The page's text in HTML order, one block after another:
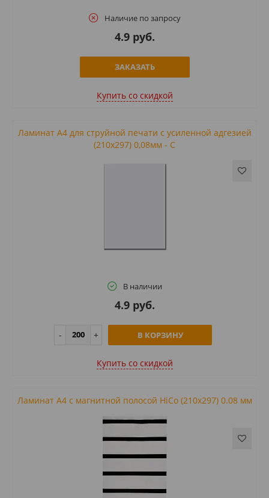
Наличие по запросу
4.9 руб.
ЗАКАЗАТЬ
Купить cо скидкой
Ламинат А4 для струйной печати с усиленной адгезией
(210x297) 0,08мм - C
В наличии
4.9 руб.
В КОРЗИНУ
Купить cо скидкой
Ламинат А4 с магнитной полосой HiCo (210x297) 0.08 мм